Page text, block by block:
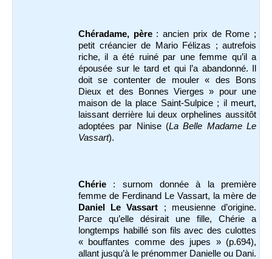
Chéradame, père : ancien prix de Rome ;
petit créancier de Mario Félizas ; autrefois
riche, il a été ruiné par une femme qu’il a
épousée sur le tard et qui l’a abandonné. Il
doit se contenter de mouler « des Bons
Dieux et des Bonnes Vierges » pour une
maison de la place Saint-Sulpice ; il meurt,
laissant derrière lui deux orphelines aussitôt
adoptées par Ninise (La Belle Madame Le
Vassart).
Chérie : surnom donnée à la première
femme de Ferdinand Le Vassart, la mère de
Daniel Le Vassart ; meusienne d’origine.
Parce qu’elle désirait une fille, Chérie a
longtemps habillé son fils avec des culottes
« bouffantes comme des jupes » (p.694),
allant jusqu’à le prénommer Danielle ou Dani.